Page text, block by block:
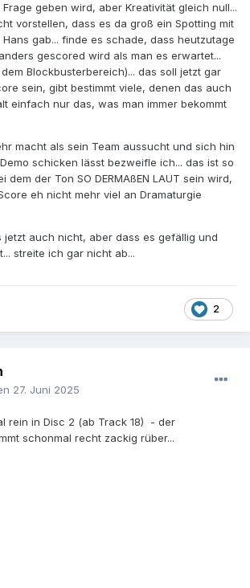
geben wird, aber Kreativität gleich null...
vorstellen, dass es da groß ein Spotting mit
gab... finde es schade, dass heutzutage
gescored wird als man es erwartet...
Blockbusterbereich)... das soll jetzt gar
sein, gibt bestimmt viele, denen das auch
einfach nur das, was man immer bekommt
macht als sein Team aussucht und sich hin
schicken lässt bezweifle ich... das ist so
dem der Ton SO DERMAßEN LAUT sein wird,
eh nicht mehr viel an Dramaturgie
jetzt auch nicht, aber dass es gefällig und
streite ich gar nicht ab...
2
27. Juni 2025
rein in Disc 2 (ab Track 18) - der
schonmal recht zackig rüber...